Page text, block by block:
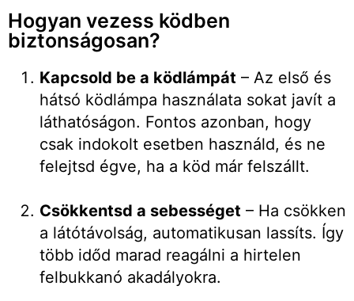
Hogyan vezess ködben
biztonságosan?
Kapcsold be a ködlámpát – Az első és
hátsó ködlámpa használata sokat javít a
láthatóságon. Fontos azonban, hogy
csak indokolt esetben használd, és ne
felejtsd égve, ha a köd már felszállt.
Csökkentsd a sebességet – Ha csökken
a látótávolság, automatikusan lassíts. Így
több időd marad reagálni a hirtelen
felbukkanó akadályokra.